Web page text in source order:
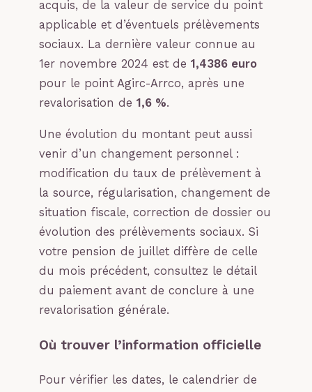
acquis, de la valeur de service du point
applicable et d’éventuels prélèvements
sociaux. La dernière valeur connue au
1er novembre 2024 est de 1,4386 euro
pour le point Agirc-Arrco, après une
revalorisation de 1,6 %.
Une évolution du montant peut aussi
venir d’un changement personnel :
modification du taux de prélèvement à
la source, régularisation, changement de
situation fiscale, correction de dossier ou
évolution des prélèvements sociaux. Si
votre pension de juillet diffère de celle
du mois précédent, consultez le détail
du paiement avant de conclure à une
revalorisation générale.
Où trouver l’information officielle
Pour vérifier les dates, le calendrier de